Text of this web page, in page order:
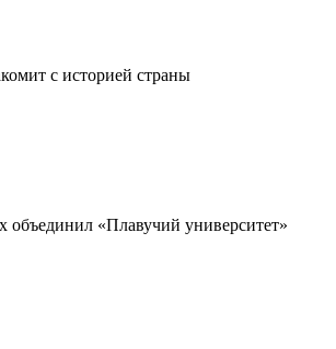
с историей страны
объединил «Плавучий университет»